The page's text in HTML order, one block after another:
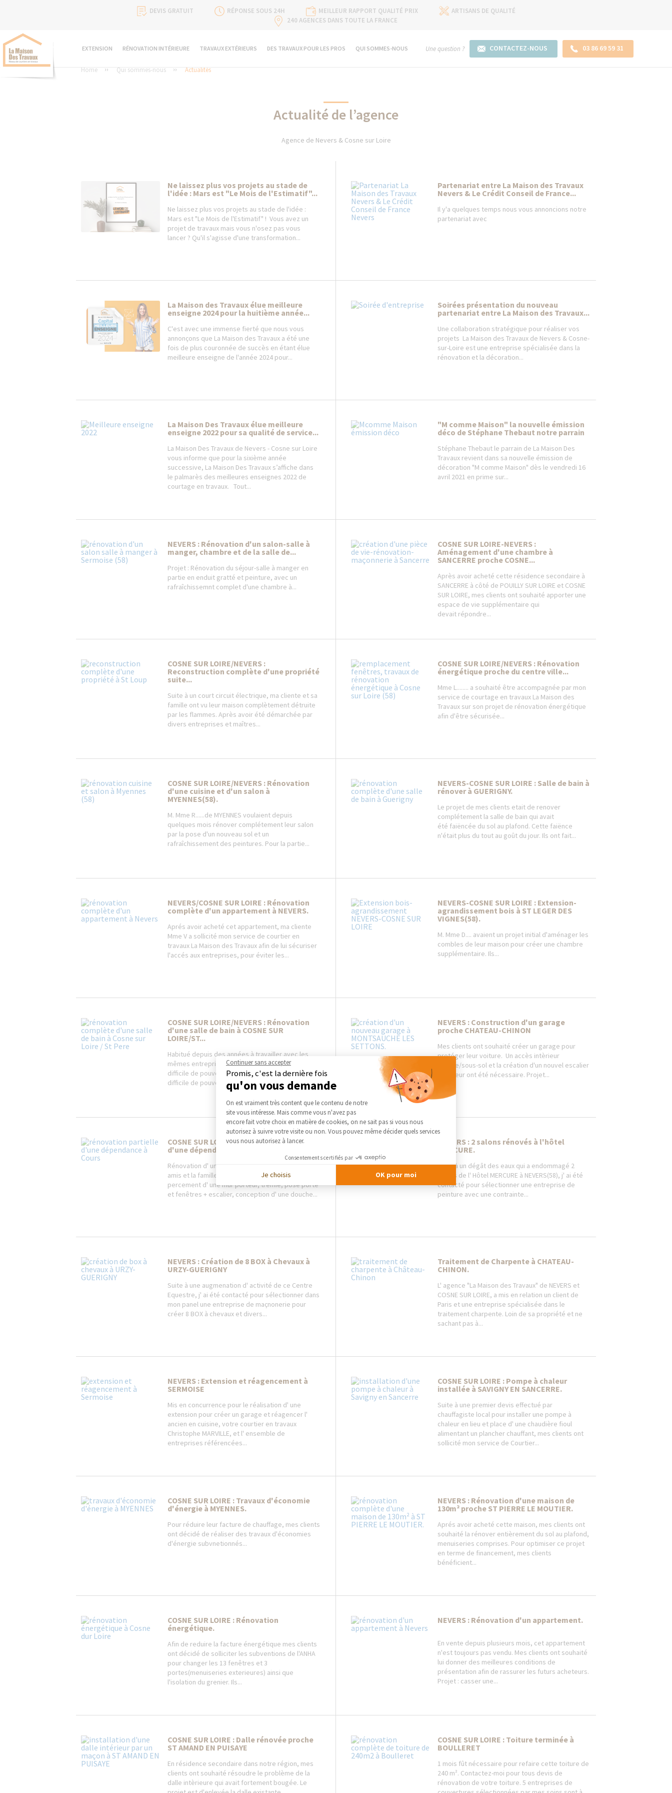
DEVIS GRATUIT RÉPONSE SOUS 24H MEILLEUR RAPPORT QUALITÉ PRIX
ARTISANS DE QUALITÉ
240 AGENCES DANS TOUTE LA FRANCE
EXTENSION RÉNOVATION INTÉRIEURE TRAVAUX EXTÉRIEURS DES TRAVAUX POUR LES PROS QUI SOMMES-NOUS Une question ? CONTACTEZ-NOUS 03 86 69 59 31
Home Qui sommes-nous Actualités
Actualité de l’agence
Agence de Nevers & Cosne sur Loire
Ne laissez plus vos projets au stade de
l'idée : Mars est "Le Mois de l'Estimatif"...
Ne laissez plus vos projets au stade de l'idée :
Mars est "Le Mois de l'Estimatif" ! Vous avez un
projet de travaux mais vous n'osez pas vous
lancer ? Qu'il s'agisse d'une transformation...
Partenariat entre La Maison des Travaux
Nevers & Le Crédit Conseil de France...
Il y'a quelques temps nous vous annoncions notre
partenariat avec
La Maison des Travaux élue meilleure
enseigne 2024 pour la huitième année...
C'est avec une immense fierté que nous vous
annonçons que La Maison des Travaux a été une
fois de plus couronnée de succès en étant élue
meilleure enseigne de l'année 2024 pour...
Soirées présentation du nouveau
partenariat entre La Maison des Travaux...
Une collaboration stratégique pour réaliser vos
projets La Maison des Travaux de Nevers & Cosne-
sur-Loire est une entreprise spécialisée dans la
rénovation et la décoration...
La Maison Des Travaux élue meilleure
enseigne 2022 pour sa qualité de service...
La Maison Des Travaux de Nevers - Cosne sur Loire
vous informe que pour la sixième année
successive, La Maison Des Travaux s’affiche dans
le palmarès des meilleures enseignes 2022 de
courtage en travaux. Tout...
"M comme Maison" la nouvelle émission
déco de Stéphane Thebaut notre parrain
Stéphane Thebaut le parrain de La Maison Des
Travaux revient dans sa nouvelle émission de
décoration "M comme Maison" dès le vendredi 16
avril 2021 en prime sur...
NEVERS : Rénovation d'un salon-salle à
manger, chambre et de la salle de...
Projet : Rénovation du séjour-salle à manger en
partie en enduit gratté et peinture, avec un
rafraîchissemnt complet d'une chambre à...
COSNE SUR LOIRE-NEVERS :
Aménagement d'une chambre à
SANCERRE proche COSNE...
Après avoir acheté cette résidence secondaire à
SANCERRE à côté de POUILLY SUR LOIRE et COSNE
SUR LOIRE, mes clients ont souhaité apporter une
espace de vie supplémentaire qui
devait répondre...
COSNE SUR LOIRE/NEVERS :
Reconstruction complète d'une propriété
suite...
Suite à un court circuit électrique, ma cliente et sa
famille ont vu leur maison complètement détruite
par les flammes. Après avoir été démarchée par
divers entreprises et maîtres...
COSNE SUR LOIRE/NEVERS : Rénovation
énergétique proche du centre ville...
Mme L........ a souhaité être accompagnée par mon
service de courtage en travaux La Maison des
Travaux sur son projet de rénovation énergétique
afin d'être sécurisée...
COSNE SUR LOIRE/NEVERS : Rénovation
d'une cuisine et d'un salon à
MYENNES(58).
M. Mme R......de MYENNES voulaient depuis
quelques mois rénover complétement leur salon
par la pose d'un nouveau sol et un
rafraîchissement des peintures. Pour la partie...
NEVERS-COSNE SUR LOIRE : Salle de bain à
rénover à GUERIGNY.
Le projet de mes clients etait de renover
complétement la salle de bain qui avait
été faiëncée du sol au plafond. Cette faiënce
n'était plus du tout au goût du jour. Ils ont fait...
NEVERS/COSNE SUR LOIRE : Rénovation
complète d'un appartement à NEVERS.
Aprés avoir acheté cet appartement, ma cliente
Mme V a sollicité mon service de courtier en
travaux La Maison des Travaux afin de lui sécuriser
l'accés aux entreprises, pour éviter les...
NEVERS-COSNE SUR LOIRE : Extension-
agrandissement bois à ST LEGER DES
VIGNES(58).
M. Mme D.... avaient un projet initial d'aménager les
combles de leur maison pour créer une chambre
supplémentaire. Ils...
COSNE SUR LOIRE/NEVERS : Rénovation
d'une salle de bain à COSNE SUR
LOIRE/ST...
Habitué depuis des années à travailler avec les
mêmes entreprises M. G c'est aperçu qu'il était
difficile de pouvoir avoir les devis rapidement et
difficile de pouvoir respecter les délais des...
NEVERS : Construction d'un garage
proche CHATEAU-CHINON
Mes clients ont souhaité créer un garage pour
protéger leur voiture. Un accès intèrieur
garage/sous-sol et la création d'un nouvel escalier
extèrieur ont été nécessaire. Projet...
COSNE SUR LOIRE : Rénovation partielle
d'une dépendance à COURS.
Rénovation d' une dépendance pour acceuillir les
amis et la famille. Travaux effectués : dallage,
percement d' une mur porteur, trémie, pose porte
et fenêtres + escalier, conception d' une douche...
NEVERS : 2 salons rénovés à l'hôtel
MERCURE.
Suite à un dégât des eaux qui a endommagé 2
salons de l' Hôtel MERCURE à NEVERS(58), j' ai été
contacté pour sélectionner une entreprise de
peinture avec une contrainte...
NEVERS : Création de 8 BOX à Chevaux à
URZY-GUERIGNY
Suite à une augmenation d' activité de ce Centre
Equestre, j' ai été contacté pour sélectionner dans
mon panel une entreprise de maçnonerie pour
créer 8 BOX à chevaux et divers...
Traitement de Charpente à CHATEAU-
CHINON.
L' agence "La Maison des Travaux" de NEVERS et
COSNE SUR LOIRE, a mis en relation un client de
Paris et une entreprise spécialisée dans le
traitement charpente. Loin de sa propriété et ne
sachant pas à...
NEVERS : Extension et réagencement à
SERMOISE
Mis en concurrence pour le réalisation d' une
extension pour créer un garage et réagencer l'
ancien en cuisine, votre courtier en travaux
Christophe MARVILLE, et l' ensemble de
entreprises référencées...
COSNE SUR LOIRE : Pompe à chaleur
installée à SAVIGNY EN SANCERRE.
Suite à une premier devis effectué par
chauffagiste local pour installer une pompe à
chaleur en lieu et place d' une chaudière fioul
alimentant un plancher chauffant, mes clients ont
sollicité mon service de Courtier...
COSNE SUR LOIRE : Travaux d'économie
d'énergie à MYENNES.
Pour réduire leur facture de chauffage, mes clients
ont décidé de réaliser des travaux d'économies
d'énergie subvnetionnés...
NEVERS : Rénovation d'une maison de
130m² proche ST PIERRE LE MOUTIER.
Aprés avoir acheté cette maison, mes clients ont
souhaité la rénover entièrement du sol au plafond,
menuiseries comprises. Pour optimiser ce projet
en terme de financement, mes clients
bénéficient...
COSNE SUR LOIRE : Rénovation
énergétique.
Afin de reduire la facture énergétique mes clients
ont décidé de solliciter les subventions de l'ANHA
pour changer les 13 fenêtres et 3
portes(menuiseries exterieures) ainsi que
l'isolation du grenier. Ils...
NEVERS : Rénovation d'un appartement.
En vente depuis plusieurs mois, cet appartement
n'est toujours pas vendu. Mes clients ont souhaité
lui donner des meilleures conditions de
présentation afin de rassurer les futurs acheteurs.
Projet : casser une...
COSNE SUR LOIRE : Dalle rénovée proche
ST AMAND EN PUISAYE
En résidence secondaire dans notre région, mes
clients ont souhaité résoudre le problème de la
dalle intèrieure qui avait fortement bougée. Le
COSNE SUR LOIRE : Toiture terminée à
BOULLERET
1 mois fût nécessaire pour refaire cette toiture de
240 m². Contactez-moi pour tous devis de
rénovation de votre toiture. 5 entreprises de
Continuer sans accepter
Promis, c'est la dernière fois
qu'on vous demande
Plateforme de Gestion du Consentement : Personnalisez vos Options
On est vraiment très content que le contenu de notre
site vous intéresse. Mais comme vous n'avez pas
encore fait votre choix en matière de cookies, on ne sait pas si vous nous
autorisez à suivre votre visite ou non. Vous pouvez même décider quels services
vous nous autorisez à lancer.
Consentements certifiés par
Je choisis OK pour moi
Axeptio consent